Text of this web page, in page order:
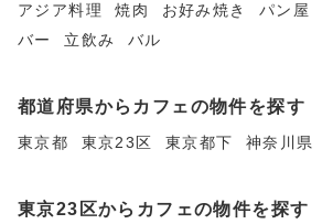
アジア料理
焼肉 お好み焼き パン屋
バー
立飲み バル
都道府県からカフェの物件を探す
東京都 東京23区 東京都下 神奈川県
東京23区からカフェの物件を探す